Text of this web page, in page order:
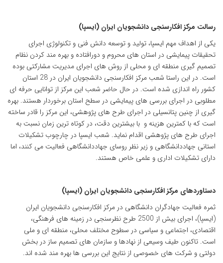
رسالت مرکز افکارسنجی دانشجویان ایران (ایسپا)
یکی از اهداف مهم ایسپا، تولید و توسعه دانش فنی و تکنولوژی اجرای
تحقیقات پیمایشی در استان های محروم و دورافتاده و بهره مند کردن نظام
تصمیم گیری منطقه ای و محلی از روش های اجرای مدیریت مشارکتی بوده
است. در این راستا شعب مرکز افکارسنجی دانشجویان ایران در 28 استان
کشور راه اندازی شده است. در حال حاضر شعب این مرکز از توانایی حرفه ای
مطلوبی در اجرای بررسی های پیمایشی در سطح استان برخوردار هستند. بهره
گیری از چنین پتانسیلی در اجرای طرح های پژوهشی، این مرکز را قادر ساخته
است که با کمترین هزینه و با بیشترین دقت، در کوتاه ترین زمان نسبت به
اجرای طرح های پژوهشی اقدام نماید. شعب ایسپا در چارچوب تشکیلات
استانی جهاددانشگاهی و زیر نظر روسای جهاددانشگاهی فعالیت می کنند، اما
دارای تشکیلات اداری و علمی خاص هستند.
دستاوردهای مرکز افکارسنجی دانشجویان ایران (ایسپا)
ثمره فعالیت جهادگران دانشگاهی در مرکز افکارسنجی دانشجویان ایران
(ایسپا)، اجرای بیش از 2500 طرح نظرسنجی در زمینه های فرهنگی،
اقتصادی، اجتماعی و سیاسی در سطوح مختلف محلی، منطقه ای و ملی
است. تاکنون طیف وسیعی از نهادها و سازمان های تصمیم ساز در بخش
دولتی و شرکت های خصوصی از نتایج این بررسی ها بهره مند شده اند.